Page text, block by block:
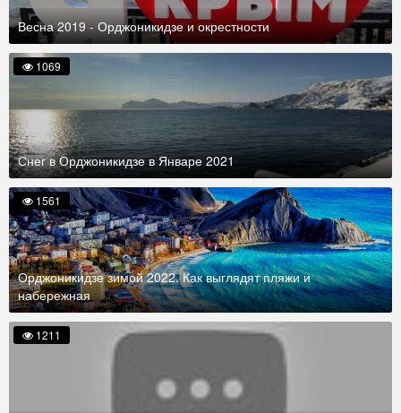
Весна 2019 - Орджоникидзе и окрестности
Снег в Орджоникидзе в Январе 2021
1069
Орджоникидзе зимой 2022. Как выглядят пляжи и
набережная
1561
1211